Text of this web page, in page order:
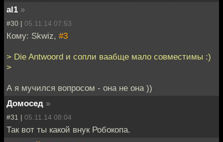
al1 »
#30 | 05.11.14 07:53
Кому: Skwiz, #3
> Die Antwoord и сопли ваабще мало совместимы :)
>
А я мучился вопросом - она не она ))
Домосед »
#31 | 05.11.14 08:04
Так вот ты какой внук Робокопа.